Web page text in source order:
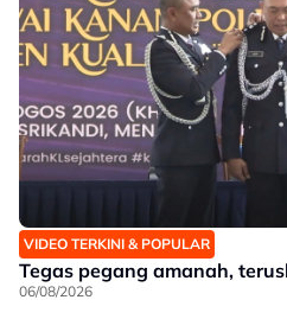
VIDEO TERKINI & POPULAR
Tegas pegang amanah,
06/08/2026